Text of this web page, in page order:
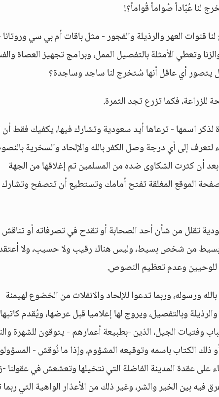
لنا عُبّاداً صُواماً قُواماً؟!
العهر والرذيلة والفجور - مثل باقات أم بي سي
وتعطي الأمثلة بالتفصيل الممل، وبرامج تجهيز العصاة
يتصور أي عاقل أنها سُتخرج لنا ساجد وساجدة؟
فكما تزرع تجد الثمرة.
اسمها - ترعاها أيد سعودية وتشارك فيها، يكفيك فقط
إلى أي درجة وصل الكفر بالله والإلحاد والسخرية
بعد أن كثرت الشكاوى ضده من المسلمين تم إغلاقها من الجهة
الموقع المغلقة تفتح أمامك وتستطيع أن تتصفح وتشارك
تقلل من شأن أحد الصحابة أو تقدح في تصرفاته أو تناقش
بسيط من شخص بسيط، وليس هناك رقيب ولا حسيب، ولا
للوحيين وعدم تعظيم النصوص.
وربما تدعوا للإلحاد والانفلات من الخضوع لهيمنة
وبالتفصيل، ويروج لها إعلاميا قبل عرضها، ويُقدم
وفتيات الجيل، الذين -بطبيعة أعمارهم - يتوقون للشهرة
ذلك الكتاب باسمه وتوقيعه المشؤوم، وإذا ما نُوقش -
على عقدة المدينة الفاضلة التي نتخيلها وتعشعش في عقولنا
فيه بين الخير والشر، وغير ذلك من الأعذار الواهية التي